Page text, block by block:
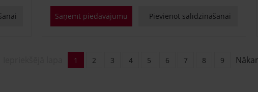
Saņemt piedāvājumu Pievienot salīdzināšanai
1 2 3 4 5 6 7 8 9